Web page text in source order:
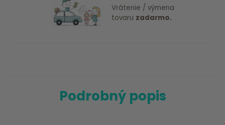
Vrátenie / výmena
tovaru zadarmo.
Podrobný popis